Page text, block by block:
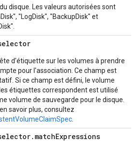
disque. Les valeurs autorisées sont
"LogDisk", "BackupDisk" et
d'étiquette sur les volumes à prendre
pour l'association. Ce champ est
Si ce champ est défini, le volume
étiquettes correspondent est utilisé
volume de sauvegarde pour le disque.
savoir plus, consultez
. matchExpressions